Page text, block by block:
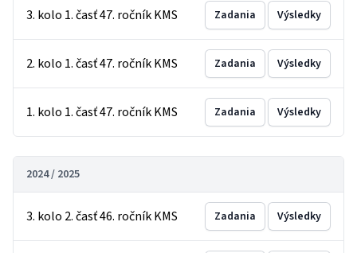
3. kolo 1. časť 47. ročník KMS Zadania Výsledky
2. kolo 1. časť 47. ročník KMS Zadania Výsledky
1. kolo 1. časť 47. ročník KMS Zadania Výsledky
2024 / 2025
3. kolo 2. časť 46. ročník KMS Zadania Výsledky